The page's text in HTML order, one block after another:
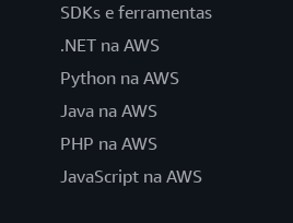
SDKs e ferramentas
.NET na AWS
Python na AWS
Java na AWS
PHP na AWS
JavaScript na AWS